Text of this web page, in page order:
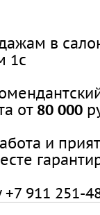
в
1с
от 80 000
и
911 251-